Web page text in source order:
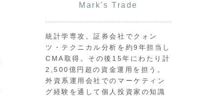
Mark's Trade
統計学専攻。証券会社でクォン
ツ・テクニカル分析を約9年担当し
CMA取得。その後15年にわたり計
2,500億円超の資金運用を担う。
外資系運用会社でのマーケティン
グ経験を通して個人投資家の知識